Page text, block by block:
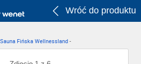
Wróć do produktu
Sauna Fińska Wellnessland -